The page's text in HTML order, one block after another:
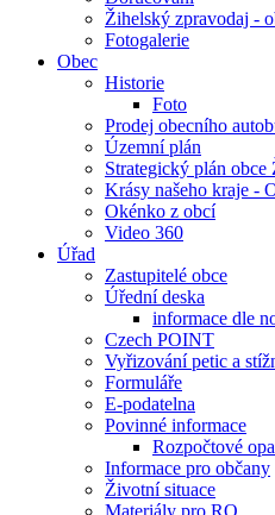
Žihelský zpravodaj -
Fotogalerie
Obec
Historie
Foto
Prodej obecního
Územní plán
Strategický plán
Krásy našeho kraje -
Okénko z obcí
Video 360
Úřad
Zastupitelé obce
Úřední deska
informace dle
Czech POINT
Vyřizování petic a
Formuláře
E-podatelna
Povinné informace
Rozpočtové
Informace pro občany
Životní situace
Materiály pro RO